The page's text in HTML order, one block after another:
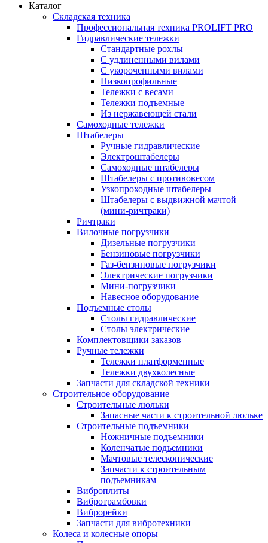
Каталог
Складская техника
Профессиональная техника PROLIFT PRO
Гидравлические тележки
Стандартные рохлы
С удлиненными вилами
С укороченными вилами
Низкопрофильные
Тележки с весами
Тележки подъемные
Из нержавеющей стали
Самоходные тележки
Штабелеры
Ручные гидравлические
Электроштабелеры
Самоходные штабелеры
Штабелеры с противовесом
Узкопроходные штабелеры
Штабелеры с выдвижной мачтой
(мини-ричтраки)
Ричтраки
Вилочные погрузчики
Дизельные погрузчики
Бензиновые погрузчики
Газ-бензиновые погрузчики
Электрические погрузчики
Мини-погрузчики
Навесное оборудование
Подъемные столы
Столы гидравлические
Столы электрические
Комплектовщики заказов
Ручные тележки
Тележки платформенные
Тележки двухколесные
Запчасти для складской техники
Строительное оборудование
Строительные люльки
Запасные части к строительной люльке
Строительные подъемники
Ножничные подъемники
Коленчатые подъемники
Мачтовые телескопические
Запчасти к строительным
подъемникам
Виброплиты
Вибротрамбовки
Виброрейки
Запчасти для вибротехники
Колеса и колесные опоры